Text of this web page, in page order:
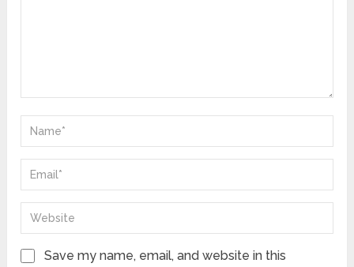
Save my name, email, and website in this